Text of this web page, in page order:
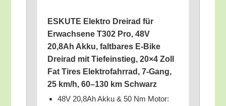
ESKUTE Elek­tro Drei­rad für
Erwach­se­ne T302 Pro, 48V
20,8Ah Akku, falt­ba­res E‑Bike
Drei­rad mit Tie­fein­stieg, 20×4 Zoll
Fat Tires Elek­tro­fahr­rad, 7‑Gang,
25 km/​h, 60–130 km Schwarz
48V 20,8Ah Akku & 50 Nm Motor: